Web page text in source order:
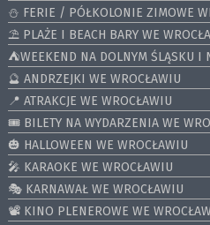
⛄️ FERIE / PÓŁKOLONIE ZIMOWE
⛱️ PLAŻE I BEACH BARY WE
⛺️WEEKEND NA DOLNYM ŚLĄSKU I
🔮 ANDRZEJKI WE WROCŁAWIU
📍 ATRAKCJE WE WROCŁAWIU
🎟️ BILETY NA WYDARZENIA WE
🎃 HALLOWEEN WE WROCŁAWIU
🎤 KARAOKE WE WROCŁAWIU
🎭 KARNAWAŁ WE WROCŁAWIU
📽️ KINO PLENEROWE WE